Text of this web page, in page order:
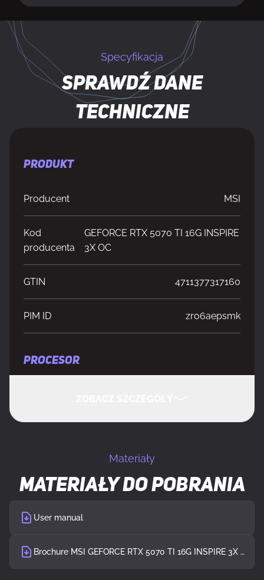
Specyfikacja
Sprawdź dane
techniczne
PRODUKT
Producent MSI
Kod
producenta
GEFORCE RTX 5070 TI 16G INSPIRE
3X OC
GTIN 4711377317160
PIM ID zro6aepsmk
PROCESOR
Rodzina procesorów grafiki
Materiały
Materiały do pobrania
User manual
Brochure MSI GEFORCE RTX 5070 TI 16G INSPIRE 3X OC